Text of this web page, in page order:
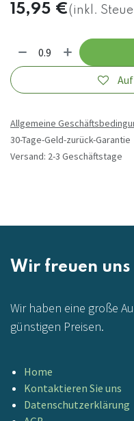
15,95 €(inkl.
Allgemeine
30-Tage-Geld-zurück-Garantie
Versand: 2-3 Geschäftstage
Wir freuen uns
Wir haben eine große
günstigen Preisen.
Home
Kontaktieren Sie uns
Datenschutzerklärung